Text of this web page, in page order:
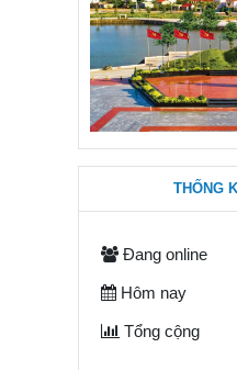
THỐNG
Đang online
Hôm nay
Tổng cộng